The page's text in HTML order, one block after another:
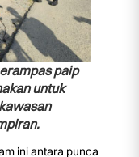
paip
untuk
ini antara punca